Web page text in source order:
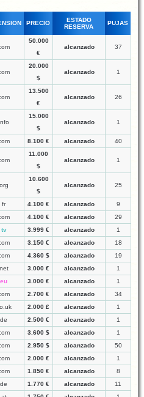
PRECIO
ESTADO
RESERVA
PUJAS
50.000
€
alcanzado 37
20.000
$
alcanzado 1
13.500
€
alcanzado 26
15.000
$
alcanzado 1
8.100 € alcanzado 40
11.000
$
alcanzado 1
org
10.600
$
alcanzado 25
fr 4.100 € alcanzado
9
4.100 € alcanzado
29
tv 3.999 € alcanzado
1
3.150 € alcanzado
18
4.360 $ alcanzado
19
net 3.000 € alcanzado
1
eu 3.000 € alcanzado
1
2.700 € alcanzado
34
2.000 £ alcanzado
1
de 2.500 € alcanzado
1
3.600 $ alcanzado
1
2.950 $ alcanzado
50
2.000 € alcanzado
1
1.850 € alcanzado
8
de 1.770 € alcanzado
11